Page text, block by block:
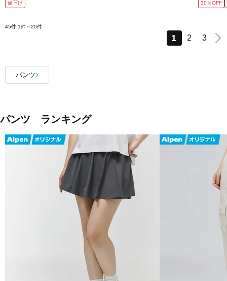
値下げ 30％OFF
45件 1件～20件
1 2 3
パンツ
パンツ ランキング